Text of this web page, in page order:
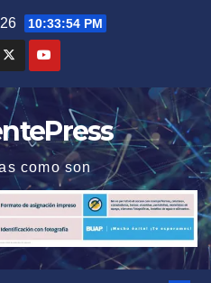
10:33:55 PM
como son